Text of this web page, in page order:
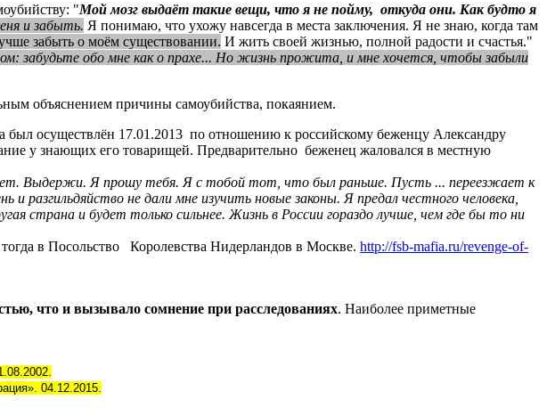
"Мой мозг выдаёт такие вещи, что я не пойму, откуда они. Как будто я
и забыть. Я понимаю, что ухожу навсегда в места заключения. Я не знаю, когда там
забыть о моём существовании. И жить своей жизнью, полной радости и счастья."
забудьте обо мне как о прахе... Но жизнь прожита, и мне хочется, чтобы забыли
объяснением причины самоубийства, покаянием.
был осуществлён 17.01.2013 по отношению к российскому беженцу Александру
у знающих его товарищей. Предварительно беженец жаловался в местную
Выдержи. Я прошу тебя. Я с тобой тот, что был раньше. Пусть ... переезжает к
не дали мне изучить новые законы. Я предал честного человека,
страна и будет только сильнее. Жизнь в России гораздо лучше, чем где бы то ни
в Посольство Королевства Нидерландов в Москве. http://fsb-mafia.ru/revenge-of-
что и вызывало сомнение при расследованиях. Наиболее приметные
04.12.2015.